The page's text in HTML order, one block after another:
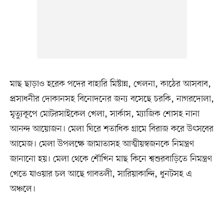
মাছ ছাড়াও হরেক পদের বাহারি মিষ্টান্ন, খেলনা, কাঠের আসবাব,
প্রসাধনীর দোকানসহ বিনোদনের জন্য বসেছে চরকি, নাগরদোলা,
মৃত্যুকূপে মোটরসাইকেল খেলা, সার্কাস, ম্যাজিক শোসহ নানা
আনন্দ আয়োজন। মেলা ঘিরে শতাধিক গ্রামে বিরাজ করে উৎসবের
আমেজ। মেলা উপলক্ষে জামাতাসহ আত্মীয়স্বজনকে নিমন্ত্রণ
জানানো হয়। মেলা থেকে শৌখিন মাছ কিনে শ্বশুরবাড়িতে নিমন্ত্রণ
খেতে যাওয়ার চল আছে গাবতলী, সারিয়াকান্দি, ধুনটসহ এ
অঞ্চলে।